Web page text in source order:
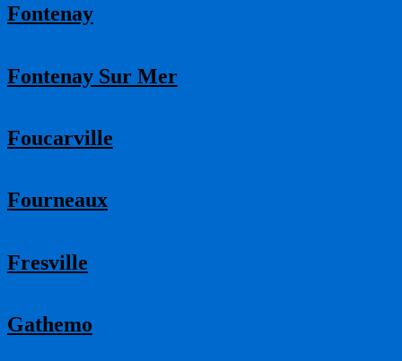
Fontenay
Fontenay Sur Mer
Foucarville
Fourneaux
Fresville
Gathemo